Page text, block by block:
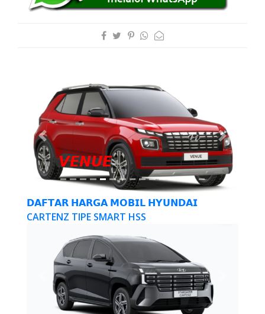
𝙑𝙀𝙉𝙐𝙀
Previous Next
𝗗𝗔𝗙𝗧𝗔𝗥 𝗛𝗔𝗥𝗚𝗔 𝗠𝗢𝗕𝗜𝗟 𝗛𝗬𝗨𝗡𝗗𝗔𝗜
CARTENZ TIPE SMART HSS
Previous